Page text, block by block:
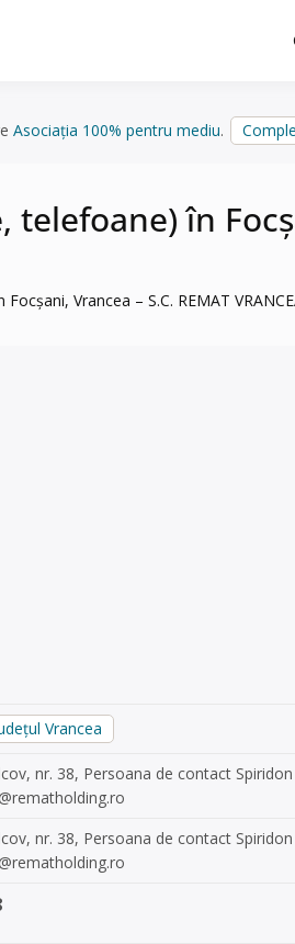
Asociația 100% pentru mediu.
în
Vrancea – S.C. REMAT
Vrancea
nr. 38, Persoana de contact
nr. 38, Persoana de contact